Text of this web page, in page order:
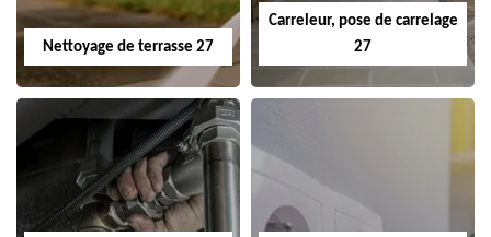
Nettoyage de terrasse 27
Carreleur, pose de carrelage
27